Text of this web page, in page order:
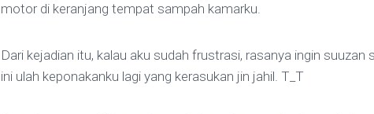
motor di keranjang tempat sampah kamarku.
Dari kejadian itu, kalau aku sudah frustrasi, rasanya ingin suuzan
ini ulah keponakanku lagi yang kerasukan jin jahil. T_T